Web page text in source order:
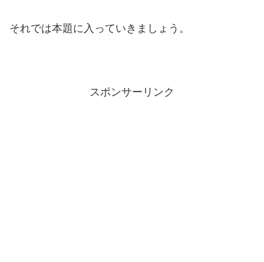
それでは本題に入っていきましょう。
スポンサーリンク